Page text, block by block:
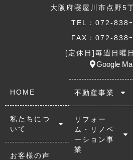
大阪府寝屋川市点野5
TEL：072-838
FAX：072-838
[定休日]毎週日曜
Google
HOME
私たちにつ
いて
お客様の声
不動産事業
リフォー
ム・リノベ
ーション事
業